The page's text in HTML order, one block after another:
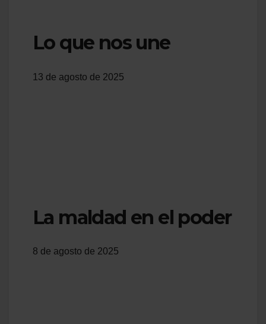
Lo que nos une
13 de agosto de 2025
La maldad en el poder
8 de agosto de 2025